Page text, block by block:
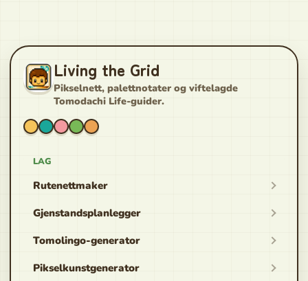
Living the Grid
Pikselnett, palettnotater og viftelagde
Tomodachi Life-guider.
LAG
Rutenettmaker
Gjenstandsplanlegger
Tomolingo-generator
Pikselkunstgenerator